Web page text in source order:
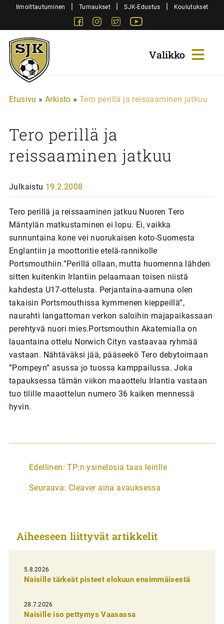
SiirryIlmoittautuminen | Turnaukset | SJK-Edustus | Koulutukset
FacebookInstagram
Twitter
Sjk-
Juniorit
Etusivu » Arkisto » Tero perillä ja reissaaminen jatkuu
Tero perillä ja
reissaaminen jatkuu
Julkaistu 19.2.2008
Tero perillä ja reissaaminen jatkuu Nuoren Tero
Mäntylän matkustaminen ei lopu. Ei, vaikka
sunnuntaina kone vei nuorukaisen koto-Suomesta
Englantiin ja moottoritie etelä-rannikolle
Portsmouthiin.”Perillä ollaan, mutta huomenna lähden
sitten kuitenkin Irlantiin pelaamaan toisen niistä
kahdesta U17-ottelusta. Perjantaina-aamuna olen
takaisin Portsmouthissa kymmenen kieppeillä”,
naurahti langattoman verkon saloihin majapaikassaan
perehtyvä nuori mies.Portsmouthin Akatemialla on
lauantaina ottelu Norwich Cityn vastaavaa ryhmää
vastaan. Nähtäväksi jää, pääseekö Tero debytoimaan
”Pompeyn” asussa jo tuossa kamppailussa. Joka
tapauksessa tämän viikon maaottelu Irlantia vastaan
tuo tilille maaottelun numero 36 kaiken mennessä
hyvin.
A
t
k
e
l
i
e
n
Edellinen: TP:n ysinelosia taas leirille
Seuraava: Cleaver aina avauksessa
Aiheeseen liittyvät artikkelit
5.8.2026
Naisille tärkeät pisteet elokuun ensimmäisestä
28.7.2026
Naisille iso pettymys Vaasassa